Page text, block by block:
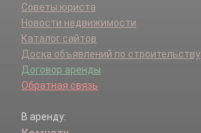
Советы юриста
Новости недвижимости
Каталог сайтов
Доска объявлений по строительству
Договор аренды
Обратная связь
В аренду: